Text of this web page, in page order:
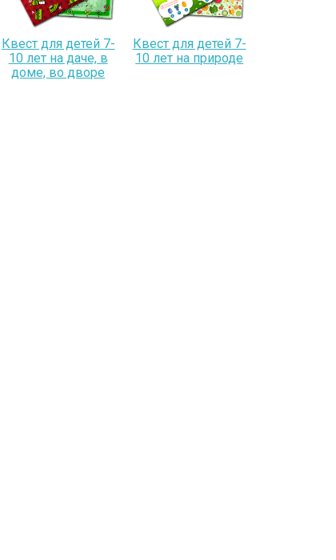
Квест для детей 7-
10 лет на даче, в
доме, во дворе
Квест для детей 7-
10 лет на природе